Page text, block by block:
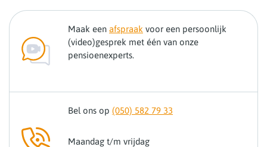
Maak een afspraak voor een persoonlijk
(video)gesprek met één van onze
pensioenexperts.
Bel ons op (050) 582 79 33
Maandag t/m vrijdag